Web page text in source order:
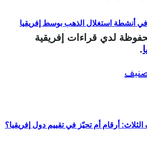
في أنشطة استغلال الذهب بوسط إفريقيا
أرقام أم تحيّز في تقييم دول إفريقيا؟
لدي قراءات إفريقية
.